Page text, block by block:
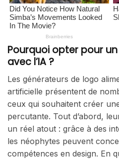
Pourquoi opter pour
avec l’IA ?
Les générateurs de logo
artificielle présentent de
ceux qui souhaitent créer
percutante. Tout d’abord,
un réel atout : grâce à des
les néophytes peuvent
compétences en design. En